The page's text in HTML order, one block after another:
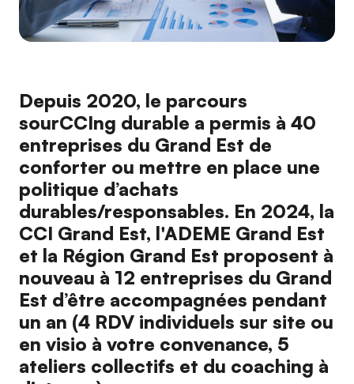
Depuis 2020, le parcours
sourCCIng durable a permis à 40
entreprises du Grand Est de
conforter ou mettre en place une
politique d’achats
durables/responsables. En 2024, la
CCI Grand Est, l'ADEME Grand Est
et la Région Grand Est proposent à
nouveau à 12 entreprises du Grand
Est d’être accompagnées pendant
un an (4 RDV individuels sur site ou
en visio à votre convenance, 5
ateliers collectifs et du coaching à